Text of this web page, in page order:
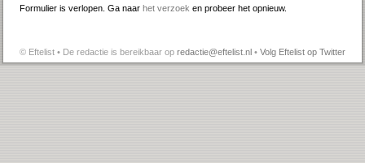
Formulier is verlopen. Ga naar het verzoek en probeer het opnieuw.
© Eftelist • De redactie is bereikbaar op redactie@eftelist.nl • Volg Eftelist op Twitter